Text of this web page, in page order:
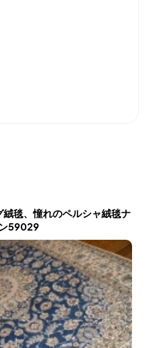
毯、憧れのペルシャ絨毯ナ
59029